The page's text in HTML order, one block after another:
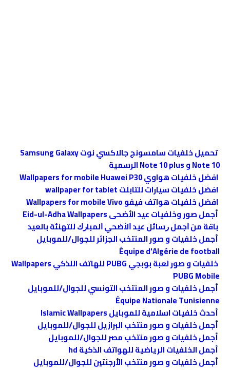
تحميل خلفيات سامسونج جالاكسي نوت Samsung Galaxy
Note 10 و Note 10 plus الرسمية
افضل خلفيات هواوي Wallpapers for mobile Huawei P30
افضل خلفيات سيارات للتابلت wallpaper for tablet
افضل خلفيات هواتف فيفو Wallpapers for mobile Vivo
أجمل صور وخلفيات عيد الأضحى Eid-ul-Adha Wallpapers
ﺑﺎﻗﺔ ﻣﻦ ﺍﺟﻤﻞ ﺭﺳﺎﺋﻞ ﻋﻴﺪ ﺍﻷﺿﺤﻲ ﺍﻟﻤﺒﺎﺭﻙ ﻟﻠﺘﻬﻨﺌﺔ بالعيد
أجمل خلفيات و صور المنتخب الجزائر للجوال/للموبايل
Équipe d'Algérie de football
خلفيات و صور لعبة بوبجي PUBG للهاتف اللذكي Wallpapers
ًPUBG Mobile
أجمل خلفيات و صور المنتخب التونسي للجوال/للموبايل
Équipe Nationale Tunisienne
أحدث خلفيات اسلامية للموبايل Islamic Wallpapers
أجمل خلفيات و صور منتخب البرازيل للجوال/للموبايل
أجمل خلفيات و صور منتخب مصر للجوال/للموبايل
أجمل الخلفيات الرياضية للهواتف الذكية hd
أجمل خلفيات و صور منتخب الأرجنتين للجوال/للموبايل